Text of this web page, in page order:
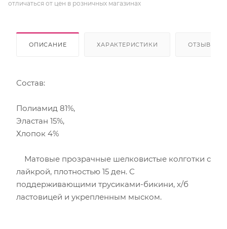
отличаться от цен в розничных магазинах
ОПИСАНИЕ ХАРАКТЕРИСТИКИ ОТЗЫВЫ
Состав:
Полиамид 81%,
Эластан 15%,
Хлопок 4%
Матовые прозрачные шелковистые колготки с
лайкрой, плотностью 15 ден. С
поддерживающими трусиками-бикини, х/б
ластовицей и укрепленным мыском.